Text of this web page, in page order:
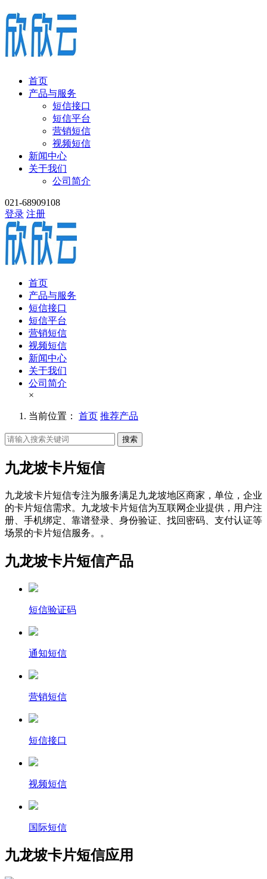
首页
产品与服务
短信接口
短信平台
营销短信
视频短信
新闻中心
关于我们
公司简介
021-68909108
登录 注册
首页
产品与服务
短信接口
短信平台
营销短信
视频短信
新闻中心
关于我们
公司简介
×
当前位置： 首页 推荐产品
搜索
九龙坡卡片短信
九龙坡卡片短信专注为服务满足九龙坡地区商家，单位，企业
的卡片短信需求。九龙坡卡片短信为互联网企业提供，用户注
册、手机绑定、靠谱登录、身份验证、找回密码、支付认证等
场景的卡片短信服务。。
九龙坡卡片短信产品
短信验证码
通知短信
营销短信
短信接口
视频短信
国际短信
九龙坡卡片短信应用